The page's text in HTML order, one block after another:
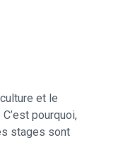
et le
pourquoi,
stages sont